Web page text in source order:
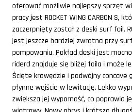
oferować możliwie najlepszy sprzęt
pracy jest ROCKET WING CARBON S,
zaczerpnięty został z deski surf foil.
jest jeszcze bardziej zwrotna przy
pompowaniu. Pokład deski jest
riderd znajduje się bliżej foila i może
Ścięte krawędzie i podwójny concave
płynne wejście w lewitację. Lekko
zwiększa jej wyporność, co poprawia